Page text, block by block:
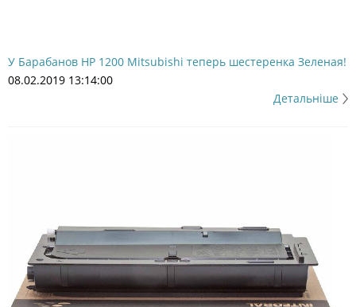
У Барабанов НР 1200 Mitsubishi теперь шестеренка Зеленая!
08.02.2019 13:14:00
Детальніше